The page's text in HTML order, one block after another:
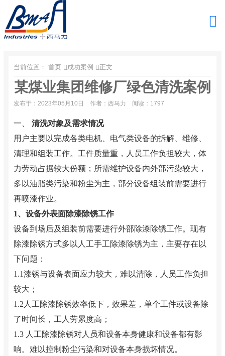
当前位置： 首页 成功案例 正文
某煤业集团维修厂绿色清洗案例
发布于：2023年05月10日 作者：西马力 阅读：1797
一、 清洗对象及需求情况
用户主要以完成各类电机、电气类设备的拆解、维修、
清理和组装工作。工件质量重，人员工作负担较大，体
力劳动占据较大份额；所需维护设备内外部污染较大，
多以油脂类污染和粉尘为主，部分设备组装前需要进行
再喷漆作业。
1、设备外表面除漆除锈工作
设备到场后及组装前需要进行外部除漆除锈工作。现有
除漆除锈方式多以人工手工除漆除锈为主，主要存在以
下问题：
1.1漆锈与设备表面应力较大，难以清除，人员工作负担
较大；
1.2人工除漆除锈效率低下，效果差，单个工件或设备除
了时间长，工人劳累度高；
1.3 人工除漆除锈对人员和设备本身健康和设备都有影
响。难以控制粉尘污染和对设备本身损坏情况。